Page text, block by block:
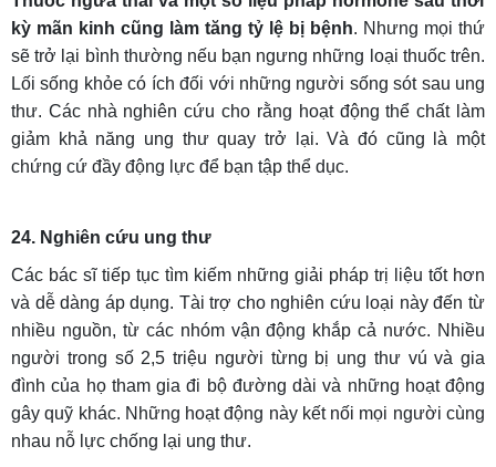
kỳ mãn kinh cũng làm tăng tỷ lệ bị bệnh. Nhưng mọi thứ
sẽ trở lại bình thường nếu bạn ngưng những loại thuốc trên.
Lối sống khỏe có ích đối với những người sống sót sau ung
thư. Các nhà nghiên cứu cho rằng hoạt động thể chất làm
giảm khả năng ung thư quay trở lại. Và đó cũng là một
chứng cứ đầy động lực để bạn tập thể dục.
24. Nghiên cứu ung thư
Các bác sĩ tiếp tục tìm kiếm những giải pháp trị liệu tốt hơn
và dễ dàng áp dụng. Tài trợ cho nghiên cứu loại này đến từ
nhiều nguồn, từ các nhóm vận động khắp cả nước. Nhiều
người trong số 2,5 triệu người từng bị ung thư vú và gia
đình của họ tham gia đi bộ đường dài và những hoạt động
gây quỹ khác. Những hoạt động này kết nối mọi người cùng
nhau nỗ lực chống lại ung thư.